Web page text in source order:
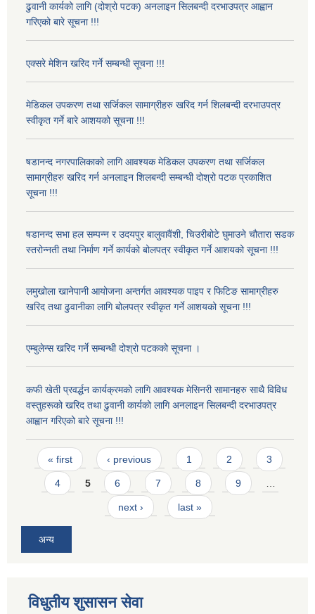
ढुवानी कार्यको लागि (दोश्रो पटक) अनलाइन सिलबन्दी दरभाउपत्र आह्वान
गरिएको बारे सूचना !!!
एक्सरे मेशिन खरिद गर्ने सम्बन्धी सूचना !!!
मेडिकल उपकरण तथा सर्जिकल सामाग्रीहरु खरिद गर्न शिलबन्दी दरभाउपत्र
स्वीकृत गर्ने बारे आशयको सूचना !!!
षडानन्द नगरपालिकाको लागि आवश्यक मेडिकल उपकरण तथा सर्जिकल
सामाग्रीहरु खरिद गर्न अनलाइन शिलबन्दी सम्बन्धी दोश्रो पटक प्रकाशित
सूचना !!!
षडानन्द सभा हल सम्पन्न र उदयपुर बालुवावैंशी, चिउरीबोटे घुमाउने चौतारा सडक
स्तरोन्नती तथा निर्माण गर्ने कार्यको बोलपत्र स्वीकृत गर्ने आशयको सूचना !!!
लमुखोला खानेपानी आयोजना अन्तर्गत आवश्यक पाइप र फिटिङ सामाग्रीहरु
खरिद तथा ढुवानीका लागि बोलपत्र स्वीकृत गर्ने आशयको सूचना !!!
एम्बुलेन्स खरिद गर्ने सम्बन्धी दोश्रो पटकको सूचना ।
कफी खेती प्रवर्द्धन कार्यक्रमको लागि आवश्यक मेसिनरी सामानहरु साथै विविध
वस्तुहरूको खरिद तथा ढुवानी कार्यको लागि अनलाइन सिलबन्दी दरभाउपत्र
आह्वान गरिएको बारे सूचना !!!
Pages
« first ‹ previous 1 2 3
4 5 6 7 8 9
next › last »
अन्य
विधुतीय शुसासन सेवा